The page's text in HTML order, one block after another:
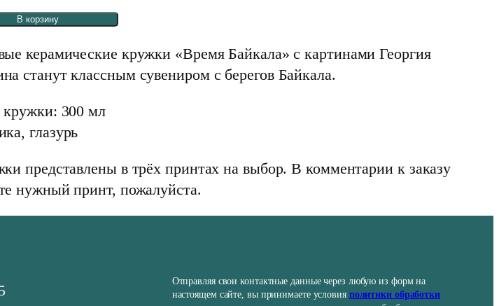
В корзину
керамические кружки «Время Байкала» с картинами Георгия
станут классным сувениром с берегов Байкала.
300 мл
глазурь
представлены в трёх принтах на выбор. В комментарии к заказу
нужный принт, пожалуйста.
Отправляя свои контактные данные через любую из форм на
настоящем сайте, вы принимаете условия политики обработки